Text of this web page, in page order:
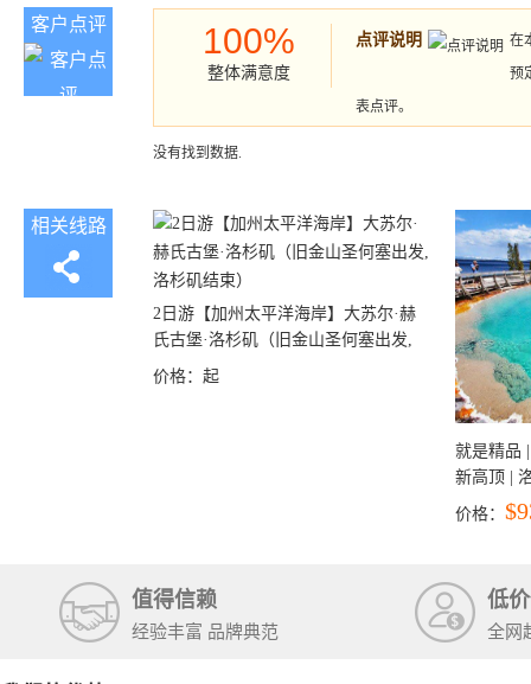
客户点评 100%
整体满意度
点评说明
在
预
表点评。
没有找到数据.
相关线路
2日游【加州太平洋海岸】大苏尔·赫
氏古堡·洛杉矶（旧金山圣何塞出发,
洛杉矶结束）
价格： 起
就是精品
新高顶 |
彩穴+马
价格：
值得信赖
经验丰富 品牌典范
低
全网